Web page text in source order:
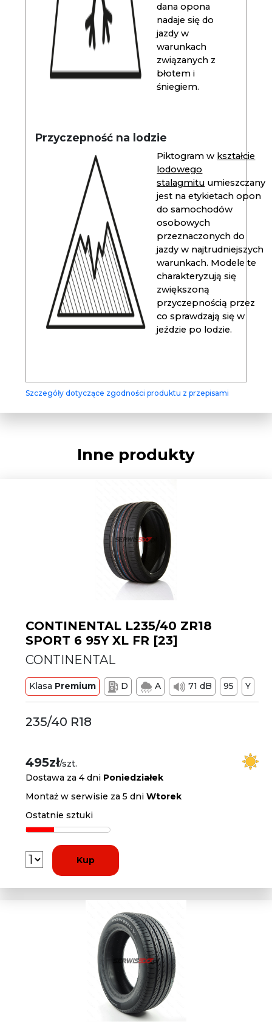
dana opona
nadaje się do
jazdy w
warunkach
związanych z
błotem i
śniegiem.
Przyczepność na lodzie
Piktogram w kształcie
lodowego
stalagmitu umieszczany
jest na etykietach opon
do samochodów
osobowych
przeznaczonych do
jazdy w najtrudniejszych
warunkach. Modele te
charakteryzują się
zwiększoną
przyczepnością przez
co sprawdzają się w
jeździe po lodzie.
Szczegóły dotyczące zgodności produktu z przepisami
Inne produkty
CONTINENTAL L235/40 ZR18
SPORT 6 95Y XL FR [23]
CONTINENTAL
Klasa Premium D A 71 dB 95 Y
235/40 R18
495zł/szt.
Dostawa za 4 dni Poniedziałek
Montaż w serwisie za 5 dniWtorek
Ostatnie sztuki
Kup